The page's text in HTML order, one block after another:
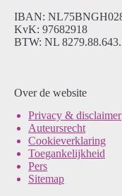
IBAN:
KvK: 97682918
BTW: NL
Over de website
Privacy & disclaimer
Auteursrecht
Cookieverklaring
Toegankelijkheid
Pers
Sitemap